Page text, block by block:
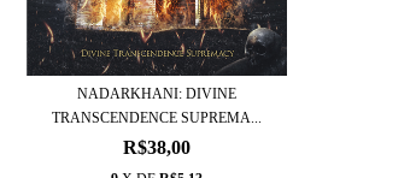
NADARKHANI: DIVINE
TRANSCENDENCE SUPREMA...
R$38,00